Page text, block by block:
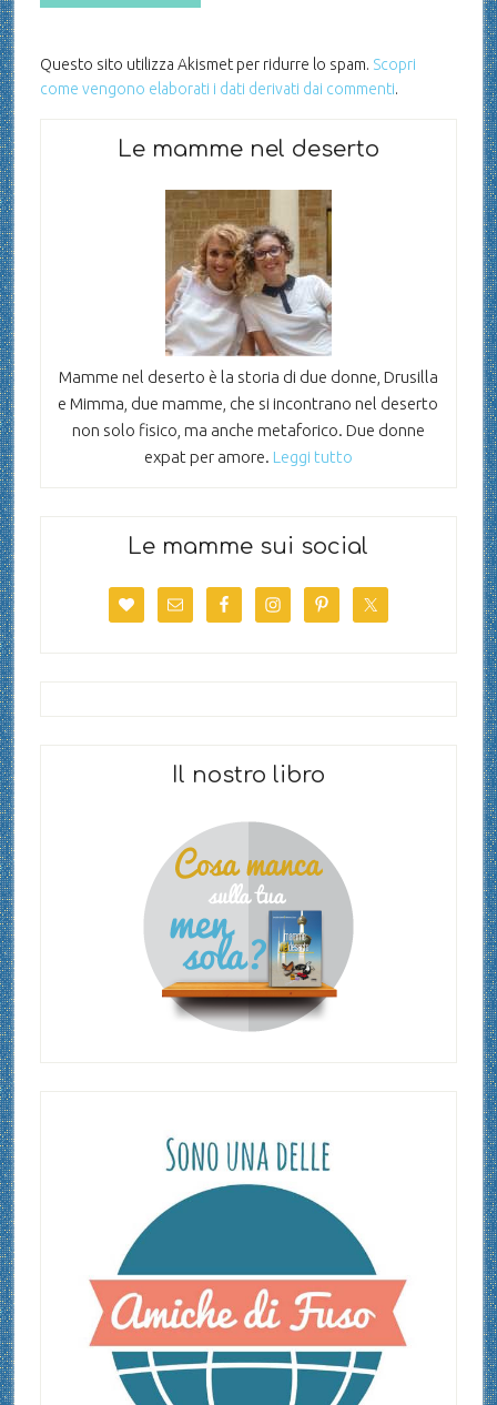
Questo sito utilizza Akismet per ridurre lo spam. Scopri
come vengono elaborati i dati derivati dai commenti.
Le mamme nel deserto
Mamme nel deserto è la storia di due donne, Drusilla
e Mimma, due mamme, che si incontrano nel deserto
non solo fisico, ma anche metaforico. Due donne
expat per amore. Leggi tutto
Le mamme sui social
Il nostro libro